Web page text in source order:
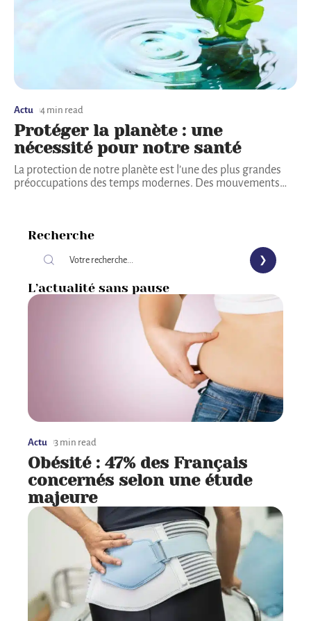
Actu 4 min read
Protéger la planète : une
nécessité pour notre santé
La protection de notre planète est l’une des plus grandes
préoccupations des temps modernes. Des mouvements…
Recherche
L’actualité sans pause
Actu 3 min read
Obésité : 47% des Français
concernés selon une étude
majeure